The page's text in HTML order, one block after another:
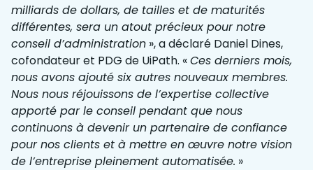
milliards de dollars, de tailles et de maturités
différentes, sera un atout précieux pour notre
conseil d’administration », a déclaré Daniel Dines,
cofondateur et PDG de UiPath. «Ces derniers mois,
nous avons ajouté six autres nouveaux membres.
Nous nous réjouissons de l’expertise collective
apporté par le conseil pendant que nous
continuons à devenir un partenaire de confiance
pour nos clients et à mettre en œuvre notre vision
de l’entreprise pleinement automatisée. »